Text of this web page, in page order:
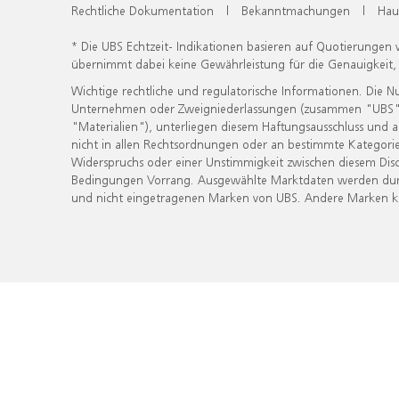
Rechtliche Dokumentation | Bekanntmachungen |
* Die UBS Echtzeit- Indikationen basieren auf
übernimmt dabei keine Gewährleistung für die
Wichtige rechtliche und regulatorische Informationen. Die
Unternehmen oder Zweigniederlassungen (zusammen
"Materialien"), unterliegen diesem Haftungsausschluss
nicht in allen Rechtsordnungen oder an bestimmte
Widerspruchs oder einer Unstimmigkeit zwischen diesem
Bedingungen Vorrang. Ausgewählte Marktdaten werden
und nicht eingetragenen Marken von UBS. Andere Marken